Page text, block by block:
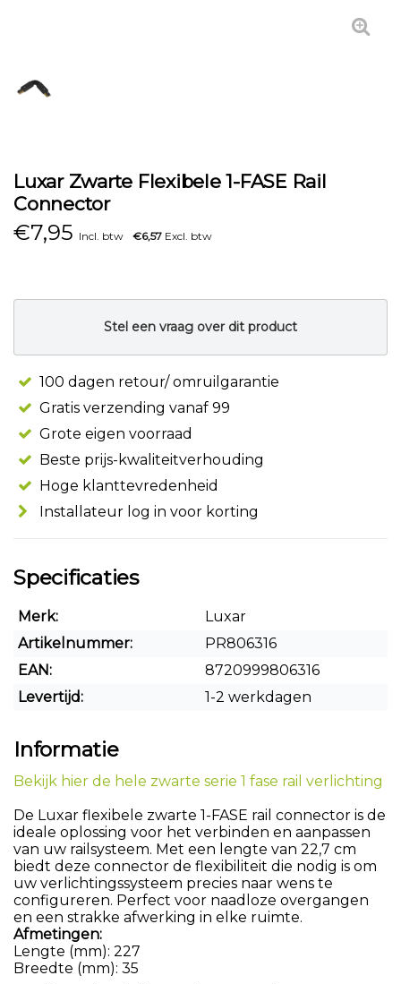
Luxar Zwarte Flexibele 1-FASE Rail
Connector
€7,95 Incl. btw €6,57 Excl. btw
Stel een vraag over dit product
100 dagen retour/ omruilgarantie
Gratis verzending vanaf 99
Grote eigen voorraad
Beste prijs-kwaliteitverhouding
Hoge klanttevredenheid
Installateur log in voor korting
Specificaties
Merk:
Luxar
Artikelnummer:
PR806316
EAN:
8720999806316
Levertijd:
1-2 werkdagen
Informatie
Bekijk hier de hele zwarte serie 1 fase rail verlichting
De Luxar flexibele zwarte 1-FASE rail connector is de
ideale oplossing voor het verbinden en aanpassen
van uw railsysteem. Met een lengte van 22,7 cm
biedt deze connector de flexibiliteit die nodig is om
uw verlichtingssysteem precies naar wens te
configureren. Perfect voor naadloze overgangen
en een strakke afwerking in elke ruimte.
Afmetingen:
Lengte (mm): 227
Breedte (mm): 35